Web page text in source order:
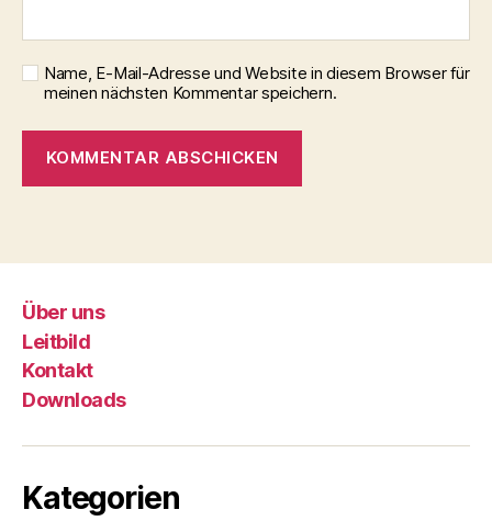
Name, E-Mail-Adresse und Website in diesem Browser für
meinen nächsten Kommentar speichern.
Über uns
Leitbild
Kontakt
Downloads
Kategorien